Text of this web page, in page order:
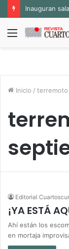
Menú
Inicio /
Editorial
¡YA ESTÁ
Ahí están los
en mortaja